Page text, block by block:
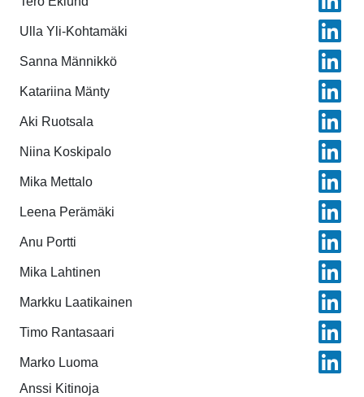
Ulla Yli-Kohtamäki
Sanna Männikkö
Katariina Mänty
Aki Ruotsala
Niina Koskipalo
Mika Mettalo
Leena Perämäki
Anu Portti
Mika Lahtinen
Markku Laatikainen
Timo Rantasaari
Marko Luoma
Anssi Kitinoja